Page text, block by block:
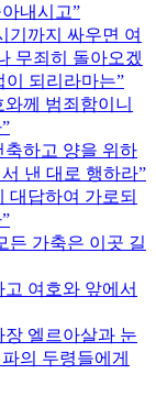
내시고
기까지 싸우면 여
무죄히 돌아오겠
이 되리라마는
께 범죄함이니
하고 양을 위하
낸 대로 행하라
대답하여 가로되
든 가축은 이곳 길
여호와 앞에서
엘르아살과 눈
의 두령들에게